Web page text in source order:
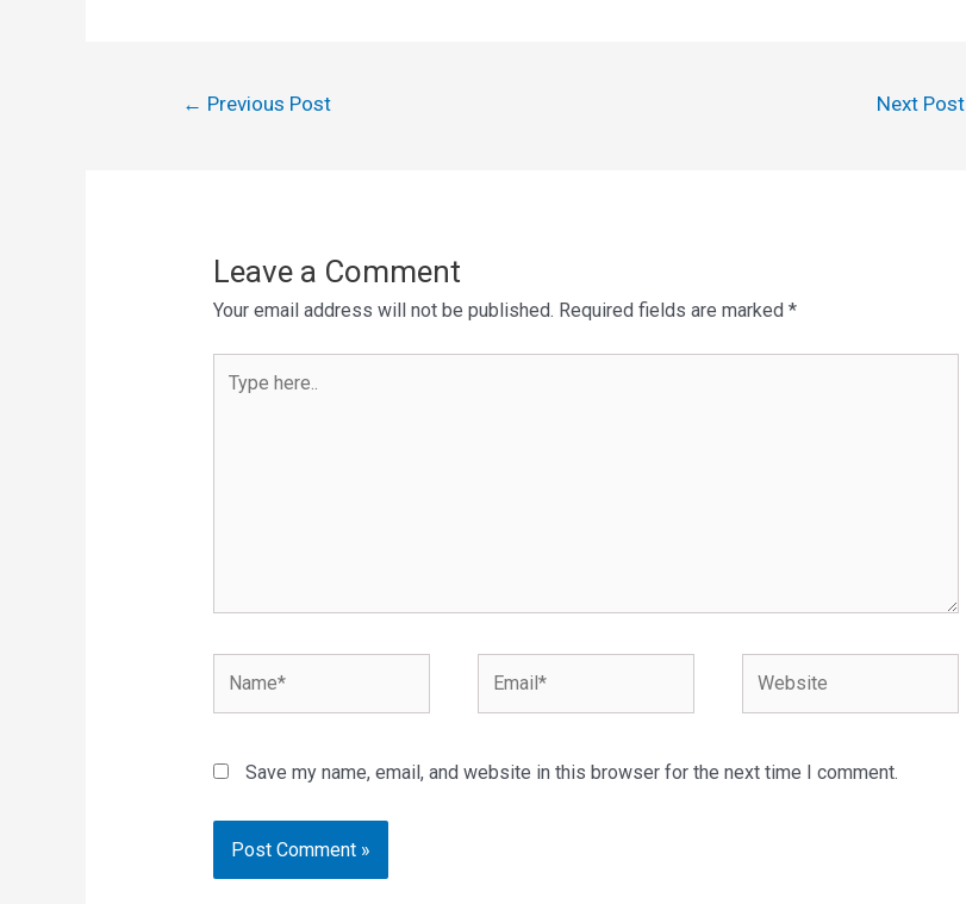
← Previous Post Next Post
Leave a Comment
Your email address will not be published. Required fields are marked *
Save my name, email, and website in this browser for the next time I comment.